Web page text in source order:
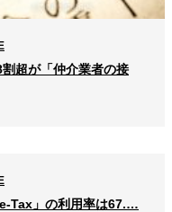
超が「仲介業者の接
Tax」の利用率は67.…